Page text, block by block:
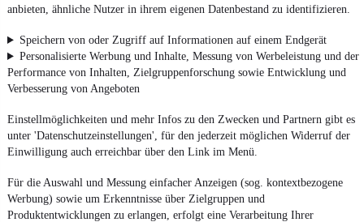
anbieten, ähnliche Nutzer in ihrem eigenen Datenbestand zu identifizieren.
Speichern von oder Zugriff auf Informationen auf einem Endgerät
Personalisierte Werbung und Inhalte, Messung von Werbeleistung und der
Performance von Inhalten, Zielgruppenforschung sowie Entwicklung und
Verbesserung von Angeboten
Einstellmöglichkeiten und mehr Infos zu den Zwecken und Partnern gibt es
unter 'Datenschutzeinstellungen', für den jederzeit möglichen Widerruf der
Einwilligung auch erreichbar über den Link im Menü.
Für die Auswahl und Messung einfacher Anzeigen (sog. kontextbezogene
Werbung) sowie um Erkenntnisse über Zielgruppen und
Produktentwicklungen zu erlangen, erfolgt eine Verarbeitung Ihrer